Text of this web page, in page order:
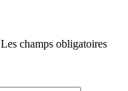
Les champs obligatoires